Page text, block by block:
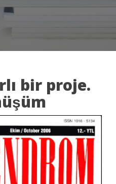
bir proje.